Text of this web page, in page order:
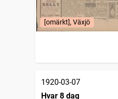
[omärkt], Växjö
1920-03-07
Hvar 8 dag